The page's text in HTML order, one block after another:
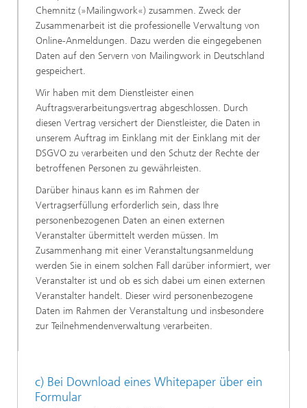
Chemnitz (»Mailingwork«) zusammen. Zweck der
Zusammenarbeit ist die professionelle Verwaltung von
Online-Anmeldungen. Dazu werden die eingegebenen
Daten auf den Servern von Mailingwork in Deutschland
gespeichert.
Wir haben mit dem Dienstleister einen
Auftragsverarbeitungsvertrag abgeschlossen. Durch
diesen Vertrag versichert der Dienstleister, die Daten in
unserem Auftrag im Einklang mit der Einklang mit der
DSGVO zu verarbeiten und den Schutz der Rechte der
betroffenen Personen zu gewährleisten.
Darüber hinaus kann es im Rahmen der
Vertragserfüllung erforderlich sein, dass Ihre
personenbezogenen Daten an einen externen
Veranstalter übermittelt werden müssen. Im
Zusammenhang mit einer Veranstaltungsanmeldung
werden Sie in einem solchen Fall darüber informiert, wer
Veranstalter ist und ob es sich dabei um einen externen
Veranstalter handelt. Dieser wird personenbezogene
Daten im Rahmen der Veranstaltung und insbesondere
zur Teilnehmendenverwaltung verarbeiten.
c) Bei Download eines Whitepaper über ein
Formular